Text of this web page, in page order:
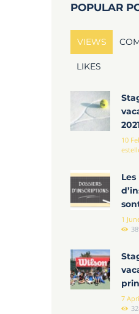
POPULAR
VIEWS
LIKES
10
1
7